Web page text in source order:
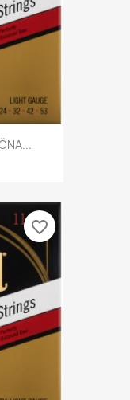
favorite_border